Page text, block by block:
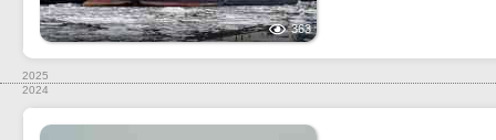
363
2025
2024